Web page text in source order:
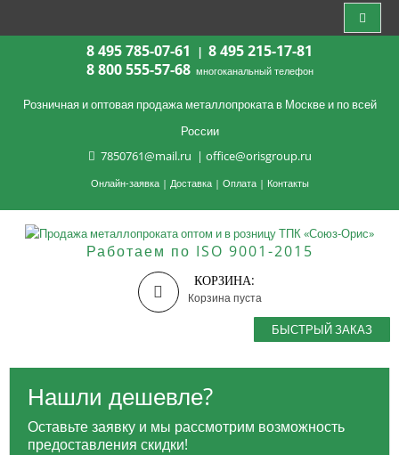
8 495 785-07-61 | 8 495 215-17-81
8 800 555-57-68 многоканальный телефон
Розничная и оптовая продажа металлопроката в Москве и по всей
России
7850761@mail.ru | office@orisgroup.ru
Онлайн-заявка| Доставка| Оплата| Контакты
Работаем по ISO 9001-2015
КОРЗИНА:
Корзина пуста
БЫСТРЫЙ ЗАКАЗ
Нашли дешевле?
Оставьте заявку и мы рассмотрим возможность
предоставления скидки!